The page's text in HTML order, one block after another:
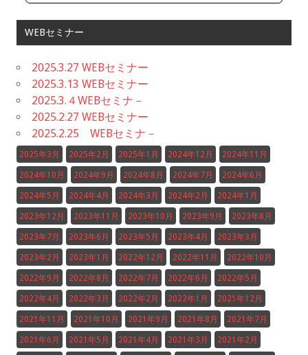
WEBセミナー
2025.3.27 WEBセミナー
2025.3.13 WEBセミナー
2025.3.４WEBセミナ－
2025.2.27 WEBセミナー
2025.2.25 WEBセミナ－
2025年3月 2025年2月 2025年1月 2024年12月 2024年11月
2024年10月 2024年9月 2024年8月 2024年7月 2024年6月
2024年5月 2024年4月 2024年3月 2024年2月 2024年1月
2023年12月 2023年11月 2023年10月 2023年9月 2023年8月
2023年7月 2023年6月 2023年5月 2023年4月 2023年3月
2023年2月 2023年1月 2022年12月 2022年11月 2022年10月
2022年9月 2022年8月 2022年7月 2022年6月 2022年5月
2022年4月 2022年3月 2022年2月 2022年1月 2021年12月
2021年11月 2021年10月 2021年9月 2021年8月 2021年7月
2021年6月 2021年5月 2021年4月 2021年3月 2021年2月